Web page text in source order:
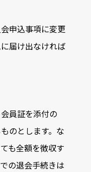
申込事項に変更
届け出なければ
員証を添付の
のとします。な
も全額を徴収す
の退会手続きは